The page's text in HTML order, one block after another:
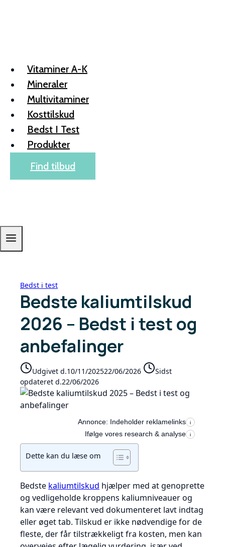
Vitaminer A-K
Mineraler
Multivitaminer
Kosttilskud
Bedst I Test
Produkter
Find tilbud
Bedst i test
Bedste kaliumtilskud
2026 – Bedst i test og
anbefalinger
Udgivet d.10/11/202522/06/2026
Sidst
opdateret d.22/06/2026
Annonce: Indeholder reklamelinks i
Ifølge vores research & analyse i
Dette kan du læse om
Bedste kaliumtilskud hjælper med at genoprette
og vedligeholde kroppens kaliumniveauer og
kan være relevant ved dokumenteret lavt indtag
eller øget tab. Tilskud er ikke nødvendige for de
fleste, der får tilstrækkeligt fra kosten, men kan